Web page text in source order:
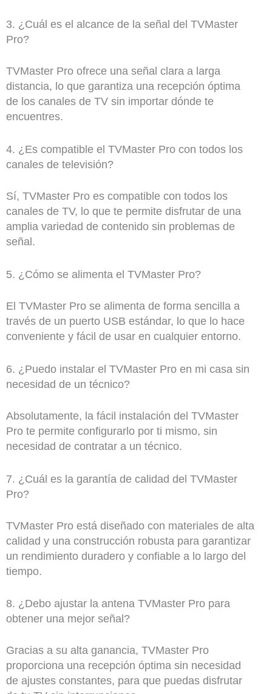
3. ¿Cuál es el alcance de la señal del TVMaster
Pro?
TVMaster Pro ofrece una señal clara a larga
distancia, lo que garantiza una recepción óptima
de los canales de TV sin importar dónde te
encuentres.
4. ¿Es compatible el TVMaster Pro con todos los
canales de televisión?
Sí, TVMaster Pro es compatible con todos los
canales de TV, lo que te permite disfrutar de una
amplia variedad de contenido sin problemas de
señal.
5. ¿Cómo se alimenta el TVMaster Pro?
El TVMaster Pro se alimenta de forma sencilla a
través de un puerto USB estándar, lo que lo hace
conveniente y fácil de usar en cualquier entorno.
6. ¿Puedo instalar el TVMaster Pro en mi casa sin
necesidad de un técnico?
Absolutamente, la fácil instalación del TVMaster
Pro te permite configurarlo por ti mismo, sin
necesidad de contratar a un técnico.
7. ¿Cuál es la garantía de calidad del TVMaster
Pro?
TVMaster Pro está diseñado con materiales de alta
calidad y una construcción robusta para garantizar
un rendimiento duradero y confiable a lo largo del
tiempo.
8. ¿Debo ajustar la antena TVMaster Pro para
obtener una mejor señal?
Gracias a su alta ganancia, TVMaster Pro
proporciona una recepción óptima sin necesidad
de ajustes constantes, para que puedas disfrutar